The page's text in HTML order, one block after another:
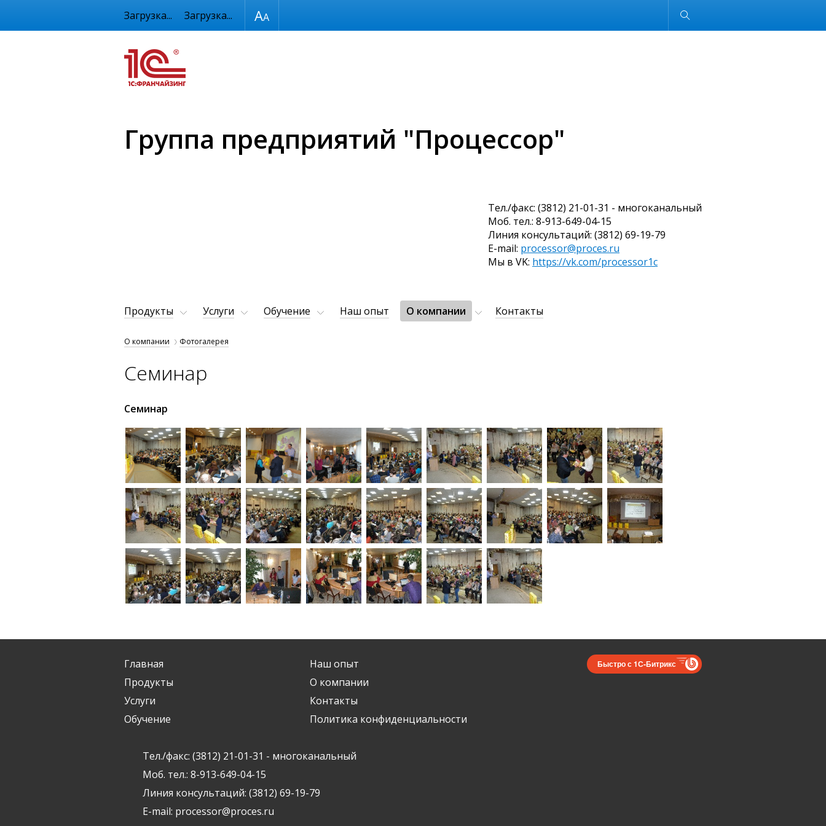
Размер шрифта Обычная версия
Группа предприятий "Процессор"
Тел./факс: (3812) 21-01-31 - многоканальный
Моб. тел.: 8-913-649-04-15
Линия консультаций: (3812) 69-19-79
E-mail: processor@proces.ru
Мы в VK: https://vk.com/processor1c
Загрузка... Загрузка...
Продукты Услуги Обучение Наш опыт О компании Контакты
О компании Фотогалерея
Семинар
Семинар
Главная
Продукты
Услуги
Обучение
Наш опыт
О компании
Контакты
Политика конфиденциальности
Тел./факс: (3812) 21-01-31 - многоканальный
Моб. тел.: 8-913-649-04-15
Линия консультаций: (3812) 69-19-79
E-mail: processor@proces.ru
Быстро с 1С-Битрикс